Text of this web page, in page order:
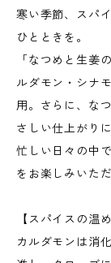
寒い季節、スパ
ひとときを。
「なつめと生姜
ルダモン・シナ
用。さらに、な
さしい仕上がり
忙しい日々の中
をお楽しみいただ
【スパイスの温
カルダモンは消